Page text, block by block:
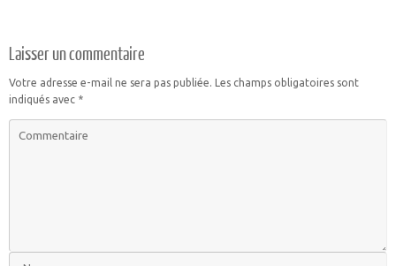
Laisser un commentaire
Votre adresse e-mail ne sera pas publiée.
Les champs obligatoires sont
indiqués avec *